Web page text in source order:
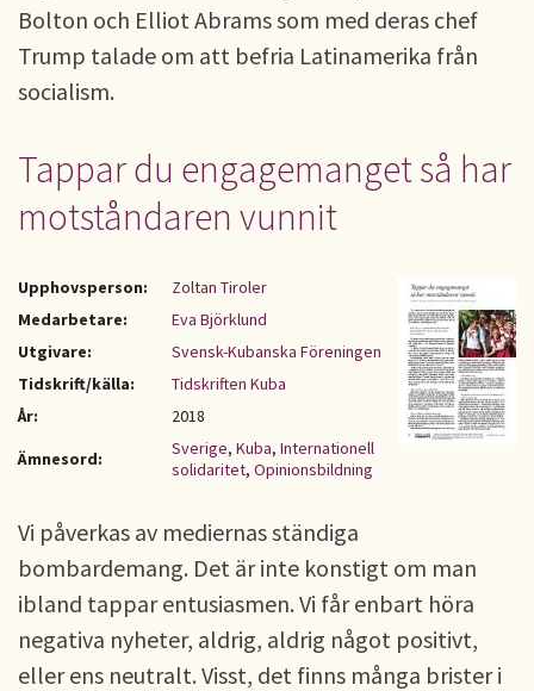
Bolton och Elliot Abrams som med deras chef
Trump talade om att befria Latinamerika från
socialism.
Tappar du engagemanget så har
motståndaren vunnit
Upphovsperson:
Zoltan Tiroler
Medarbetare:
Eva Björklund
Utgivare:
Svensk-Kubanska Föreningen
Tidskrift/källa:
Tidskriften Kuba
År:
2018
Ämnesord:
Sverige, Kuba, Internationell
solidaritet, Opinionsbildning
Vi påverkas av mediernas ständiga
bombardemang. Det är inte konstigt om man
ibland tappar entusiasmen. Vi får enbart höra
negativa nyheter, aldrig, aldrig något positivt,
eller ens neutralt. Visst, det finns många brister i